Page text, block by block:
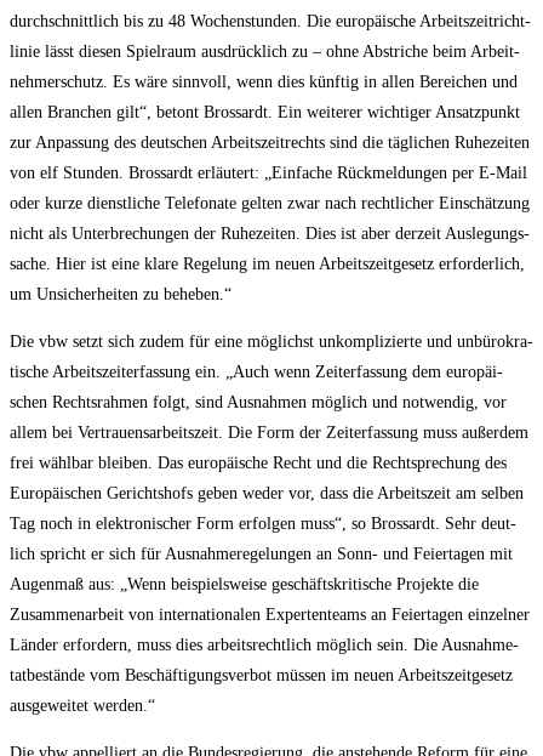
durch­schnitt­lich bis zu 48 Wochen­stun­den. Die euro­päi­sche Arbeits­zeit­richt­
li­nie lässt die­sen Spiel­raum aus­drück­lich zu – ohne Abstri­che beim Arbeit­
neh­mer­schutz. Es wäre sinn­voll, wenn dies künf­tig in allen Berei­chen und
allen Bran­chen gilt“, betont Bros­sardt. Ein wei­te­rer wich­ti­ger Ansatz­punkt
zur Anpas­sung des deut­schen Arbeits­zeit­rechts sind die täg­li­chen Ruhe­zei­ten
von elf Stun­den. Bros­sardt erläu­tert: „Ein­fa­che Rück­mel­dun­gen per E‑Mail
oder kur­ze dienst­li­che Tele­fo­na­te gel­ten zwar nach recht­li­cher Ein­schät­zung
nicht als Unter­bre­chun­gen der Ruhe­zei­ten. Dies ist aber der­zeit Aus­le­gungs­
sa­che. Hier ist eine kla­re Rege­lung im neu­en Arbeits­zeit­ge­setz erfor­der­lich,
um Unsi­cher­hei­ten zu beheben.“
Die vbw setzt sich zudem für eine mög­lichst unkom­pli­zier­te und unbü­ro­kra­
ti­sche Arbeits­zeit­er­fas­sung ein. „Auch wenn Zeit­er­fas­sung dem euro­päi­
schen Rechts­rah­men folgt, sind Aus­nah­men mög­lich und not­wen­dig, vor
allem bei Ver­trau­ens­ar­beits­zeit. Die Form der Zeit­er­fas­sung muss außer­dem
frei wähl­bar blei­ben. Das euro­päi­sche Recht und die Recht­spre­chung des
Euro­päi­schen Gerichts­hofs geben weder vor, dass die Arbeits­zeit am sel­ben
Tag noch in elek­tro­ni­scher Form erfol­gen muss“, so Bros­sardt. Sehr deut­
lich spricht er sich für Aus­nah­me­re­ge­lun­gen an Sonn- und Fei­er­ta­gen mit
Augen­maß aus: „Wenn bei­spiels­wei­se geschäfts­kri­ti­sche Pro­jek­te die
Zusam­men­ar­beit von inter­na­tio­na­len Exper­ten­teams an Fei­er­ta­gen ein­zel­ner
Län­der erfor­dern, muss dies arbeits­recht­lich mög­lich sein. Die Aus­nah­me­
tat­be­stän­de vom Beschäf­ti­gungs­ver­bot müs­sen im neu­en Arbeits­zeit­ge­setz
aus­ge­wei­tet werden.“